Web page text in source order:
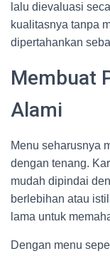
lalu dievaluasi
kualitasnya tanpa
dipertahankan
Membuat
Alami
Menu seharusnya
dengan tenang.
mudah dipindai
berlebihan atau
lama untuk
Dengan menu